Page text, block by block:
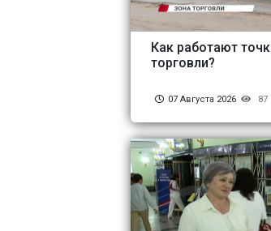
Как работают
торговли?
07 Августа 2026 87